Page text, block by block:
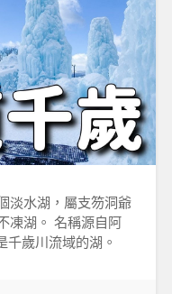
淡水湖，屬支笏洞爺
凍湖。 名稱源自阿
歲川流域的湖。